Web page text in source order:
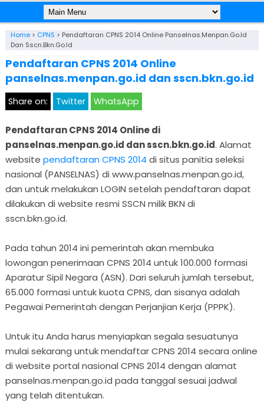
Home> CPNS > Pendaftaran CPNS 2014 Online Panselnas.menpan.go.id
Dan Sscn.bkn.go.id
Pendaftaran CPNS 2014 Online
panselnas.menpan.go.id dan sscn.bkn.go.id
Share on: Twitter WhatsApp
Pendaftaran CPNS 2014 Online di
panselnas.menpan.go.id dan sscn.bkn.go.id. Alamat
website pendaftaran CPNS 2014 di situs panitia seleksi
nasional (PANSELNAS) di www.panselnas.menpan.go.id,
dan untuk melakukan LOGIN setelah pendaftaran dapat
dilakukan di website resmi SSCN milik BKN di
sscn.bkn.go.id.
Pada tahun 2014 ini pemerintah akan membuka
lowongan penerimaan CPNS 2014 untuk 100.000 formasi
Aparatur Sipil Negara (ASN). Dari seluruh jumlah tersebut,
65.000 formasi untuk kuota CPNS, dan sisanya adalah
Pegawai Pemerintah dengan Perjanjian Kerja (PPPK).
Untuk itu Anda harus menyiapkan segala sesuatunya
mulai sekarang untuk mendaftar CPNS 2014 secara online
di website portal nasional CPNS 2014 dengan alamat
panselnas.menpan.go.id pada tanggal sesuai jadwal
yang telah ditentukan.